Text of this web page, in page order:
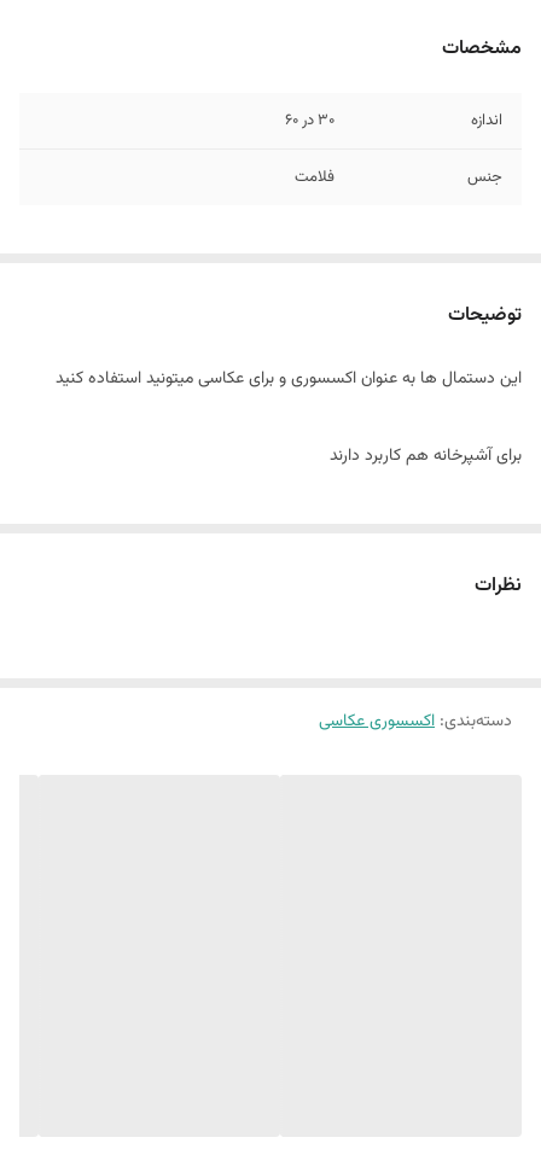
مشخصات
اندازه 30 در 60
جنس فلامت
توضیحات
این دستمال ها به عنوان اکسسوری و برای عکاسی میتونید استفاده کنید
برای آشپرخانه هم کاربرد دارند
نظرات
دسته‌بندی: اکسسوری عکاسی